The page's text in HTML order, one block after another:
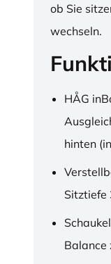
ob Sie
wechseln.
HÅG
hinten
Sitztiefe
Balance